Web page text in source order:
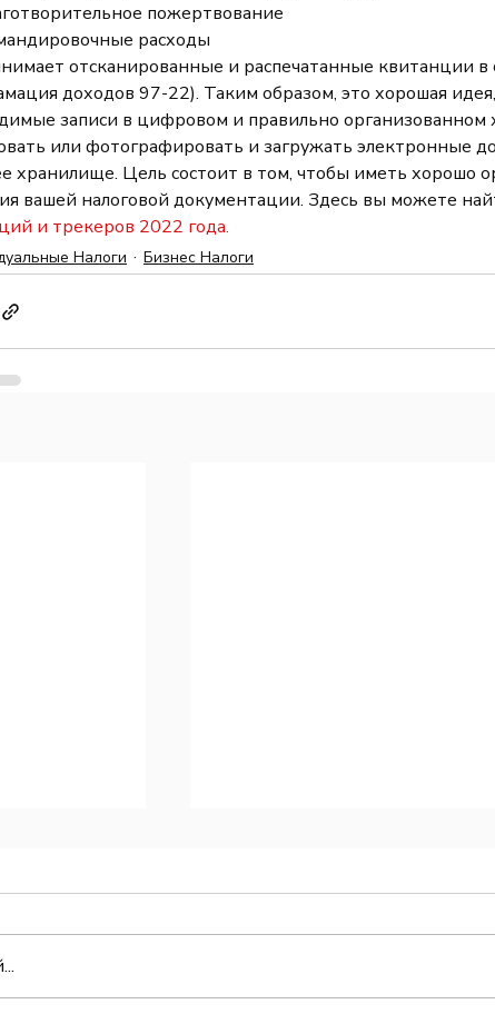
пожертвование
расходы
отсканированные и распечатанные квитанции в
доходов 97-22). Таким образом, это хорошая
записи в цифровом и правильно
или фотографировать и загружать электронные
хранилище. Цель состоит в том, чтобы иметь хорошо
вашей налоговой документации. Здесь вы можете
и трекеров 2022 года.
Налоги Бизнес Налоги